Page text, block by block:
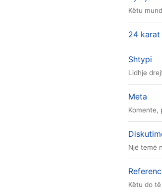
Këtu
24 karat
Shtypi
Lidhje
Meta
Komente,
Një temë
Këtu do